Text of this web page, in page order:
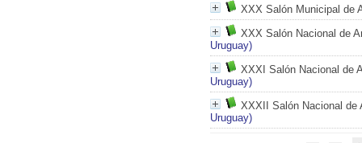
XXX Salón Municipal de
XXX Salón Nacional de
Uruguay)
XXXI Salón Nacional de
Uruguay)
XXXII Salón Nacional
Uruguay)